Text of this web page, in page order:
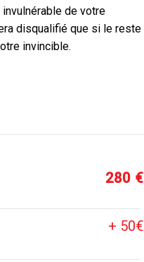
de votre
disqualifié que si le reste
invincible.
280 €
+ 50€